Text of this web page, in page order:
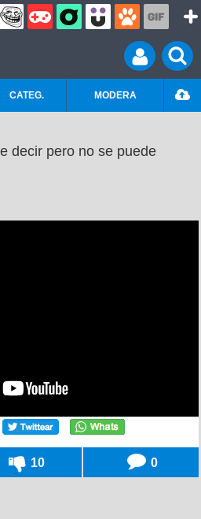
CATEG. MODERA
decir pero no se puede
10 0